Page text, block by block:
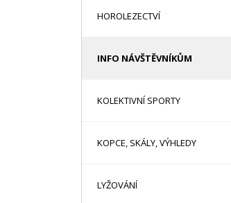
HOROLEZECTVÍ
INFO NÁVŠTĚVNÍKŮM
KOLEKTIVNÍ SPORTY
KOPCE, SKÁLY, VÝHLEDY
LYŽOVÁNÍ